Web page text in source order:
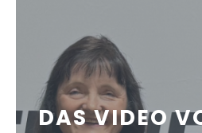
DAS VIDEO